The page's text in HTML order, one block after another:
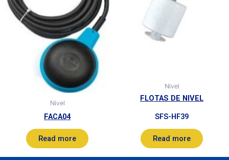
Nivel
FACA04
Read more
Nivel
FLOTAS DE NIVEL
SFS-HF39
Read more